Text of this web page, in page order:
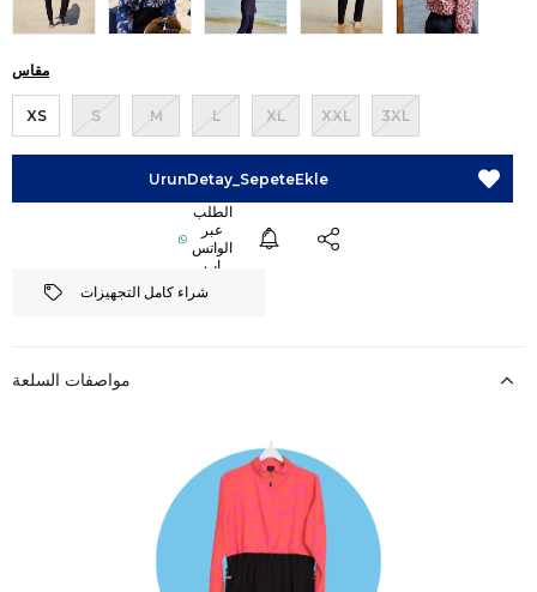
مقاس
XS S M L XL XXL 3XL
شراء كامل التجهيزات
مواصفات السلعة